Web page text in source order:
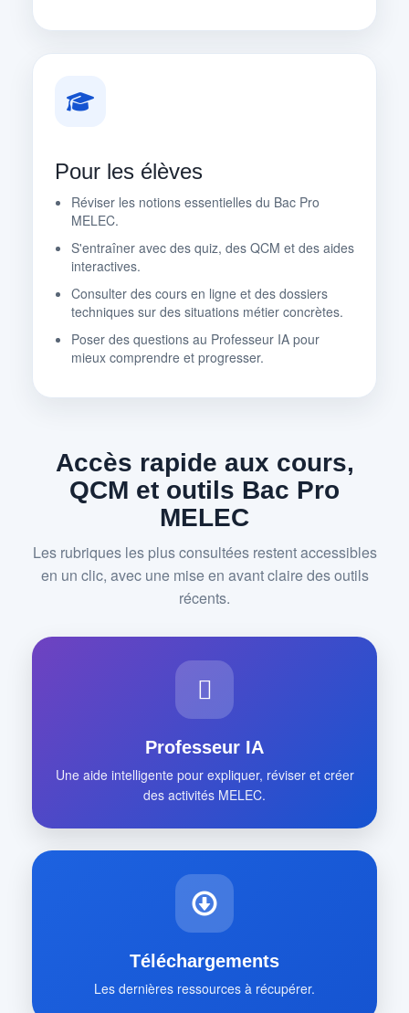
Pour les élèves
Réviser les notions essentielles du Bac Pro
MELEC.
S'entraîner avec des quiz, des QCM et des aides
interactives.
Consulter des cours en ligne et des dossiers
techniques sur des situations métier concrètes.
Poser des questions au Professeur IA pour
mieux comprendre et progresser.
Accès rapide aux cours,
QCM et outils Bac Pro
MELEC
Les rubriques les plus consultées restent accessibles
en un clic, avec une mise en avant claire des outils
récents.
Professeur IA
Une aide intelligente pour expliquer, réviser et créer
des activités MELEC.
Téléchargements
Les dernières ressources à récupérer.